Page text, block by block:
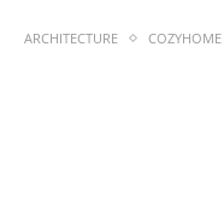
ARCHITECTURE COZYHOME